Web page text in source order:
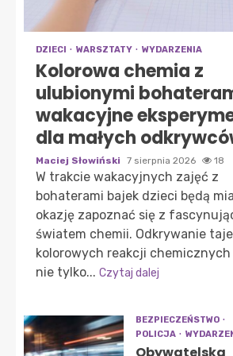
DZIECI WARSZTATY WYDARZENIA
Kolorowa chemia z
ulubionymi
wakacyjne
dla małych
Maciej Słowiński 7 sierpnia 2026 18
W trakcie wakacyjnych zajęć z
bohaterami bajek dzieci będą
okazję zapoznać się z
światem chemii. Odkrywanie
kolorowych reakcji
nie tylko... Czytaj dalej
BEZPIECZEŃSTWO
POLICJA